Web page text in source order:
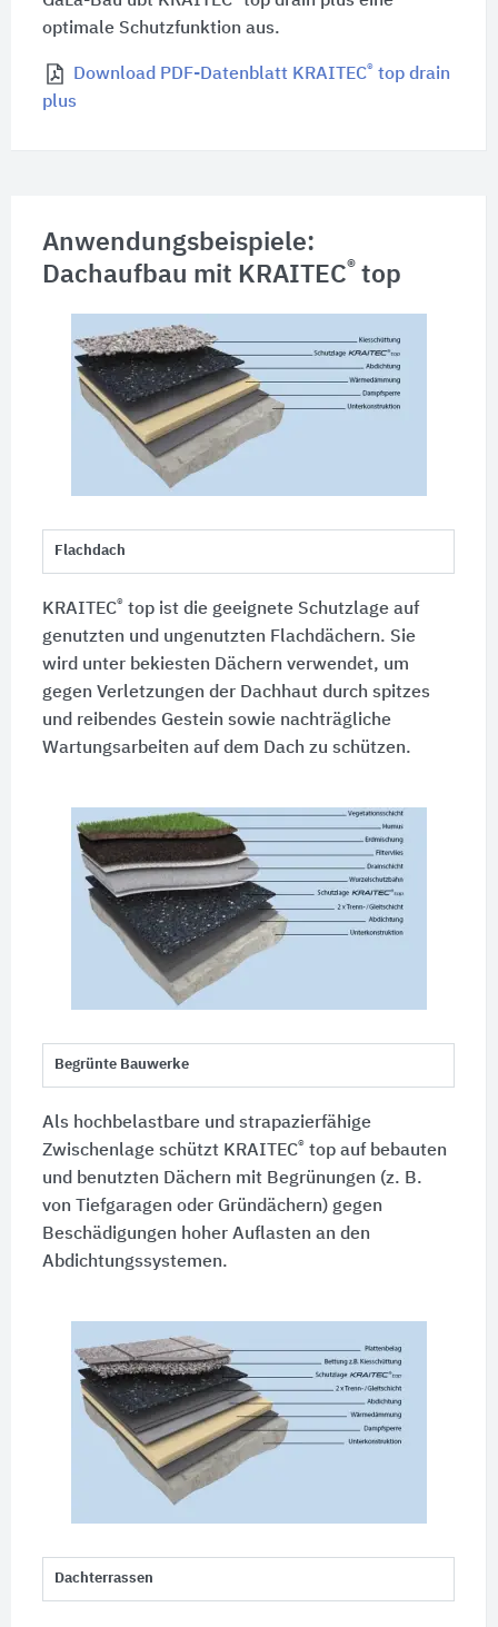
optimale Schutzfunktion aus.
Download PDF-Datenblatt KRAITEC® top drain
plus
Anwendungsbeispiele:
Dachaufbau mit KRAITEC® top
Flachdach
KRAITEC® top ist die geeignete Schutzlage auf
genutzten und ungenutzten Flachdächern. Sie
wird unter bekiesten Dächern verwendet, um
gegen Verletzungen der Dachhaut durch spitzes
und reibendes Gestein sowie nachträgliche
Wartungsarbeiten auf dem Dach zu schützen.
Begrünte Bauwerke
Als hochbelastbare und strapazierfähige
Zwischenlage schützt KRAITEC® top auf bebauten
und benutzten Dächern mit Begrünungen (z. B.
von Tiefgaragen oder Gründächern) gegen
Beschädigungen hoher Auflasten an den
Abdichtungssystemen.
Dachterrassen